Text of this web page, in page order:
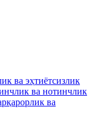
ва эҳтиётсизлик
ва нотинчлик
ва